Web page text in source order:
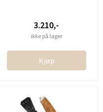
3.210,-
ikke på lager
Kjøp